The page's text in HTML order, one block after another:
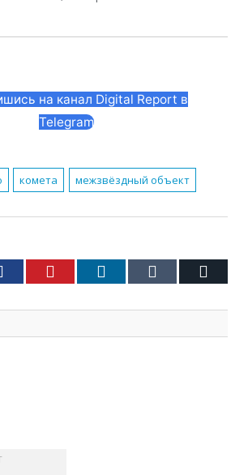
на канал Digital Report в
Telegram
комета межзвёздный объект
Facebook Pinterest LinkedIn Tumblr